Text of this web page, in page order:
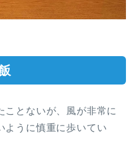
ことないが、風が非常に
ように慎重に歩いてい